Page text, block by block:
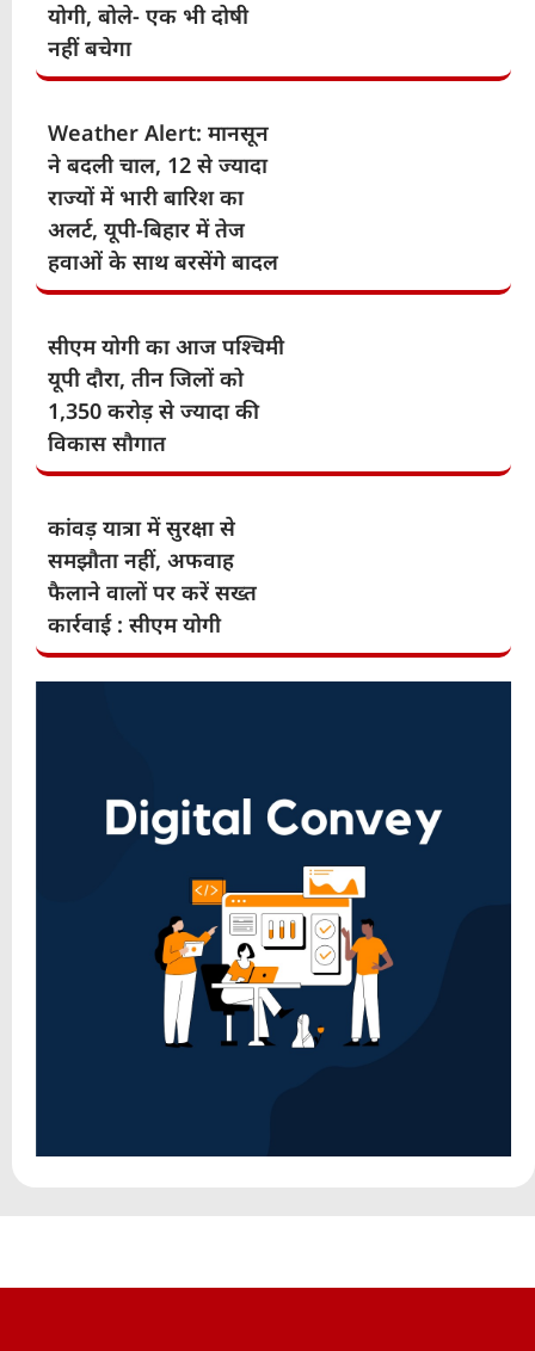
योगी, बोले- एक भी दोषी
नहीं बचेगा
Weather Alert: मानसून
ने बदली चाल, 12 से ज्यादा
राज्यों में भारी बारिश का
अलर्ट, यूपी-बिहार में तेज
हवाओं के साथ बरसेंगे बादल
सीएम योगी का आज पश्चिमी
यूपी दौरा, तीन जिलों को
1,350 करोड़ से ज्यादा की
विकास सौगात
कांवड़ यात्रा में सुरक्षा से
समझौता नहीं, अफवाह
फैलाने वालों पर करें सख्त
कार्रवाई : सीएम योगी